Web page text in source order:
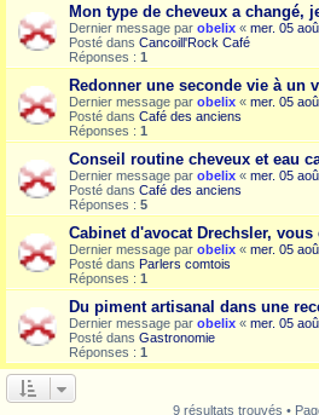
Mon type de cheveux a changé,
Dernier message par obelix « mer. 05
Posté dans Cancoill'Rock Café
Réponses : 1
Redonner une seconde vie à un
Dernier message par obelix « mer. 05
Posté dans Café des anciens
Réponses : 1
Conseil routine cheveux et eau
Dernier message par obelix « mer. 05
Posté dans Café des anciens
Réponses : 5
Cabinet d'avocat Drechsler,
Dernier message par obelix « mer. 05
Posté dans Parlers comtois
Réponses : 1
Du piment artisanal dans une
Dernier message par obelix « mer. 05
Posté dans Gastronomie
Réponses : 1
9 résultats trouvés •